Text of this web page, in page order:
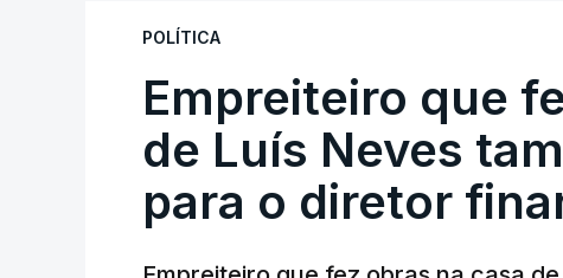
POLÍTICA
Empreiteiro que
de Luís Neves
para o diretor